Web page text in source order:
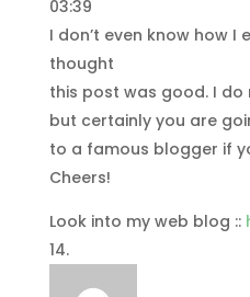
03:39
I don’t even know how I
thought
this post was good. I
but certainly you are
to a famous blogger if
Cheers!
Look into my web blog ::